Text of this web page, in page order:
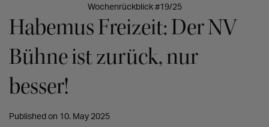
Wochenrückblick #19/25
Habemus Freizeit: Der NV
Bühne ist zurück, nur
besser!
Published on 10. May 2025